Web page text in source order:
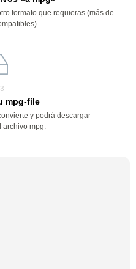
formato que requieras (más de
mpg-file
y podrá descargar
archivo mpg.